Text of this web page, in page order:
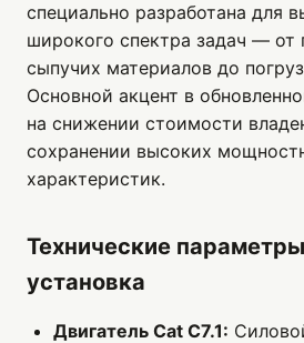
специально разработана для
широкого спектра задач — от
сыпучих материалов до
Основной акцент в
на снижении стоимости
сохранении высоких
характеристик.
Технические
установка
Двигатель Cat C7.1: